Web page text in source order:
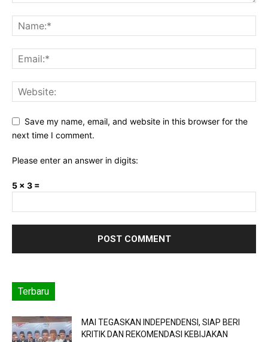
Save my name, email, and website in this browser for the
next time I comment.
Please enter an answer in digits:
5 × 3 =
Terbaru
MAI TEGASKAN INDEPENDENSI, SIAP BERI
KRITIK DAN REKOMENDASI KEBIJAKAN